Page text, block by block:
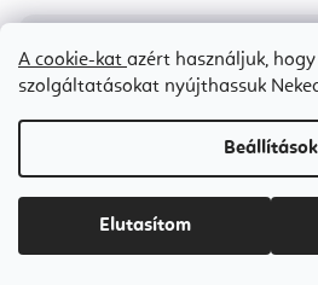
A cookie-kat azért használjuk,
szolgáltatásokat nyújthassuk
Beállítások
Elutasítom